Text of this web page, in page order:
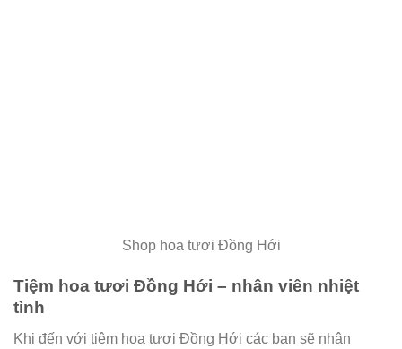
Shop hoa tươi Đồng Hới
Tiệm hoa tươi Đồng Hới – nhân viên nhiệt
tình
Khi đến với tiệm hoa tươi Đồng Hới các bạn sẽ nhận